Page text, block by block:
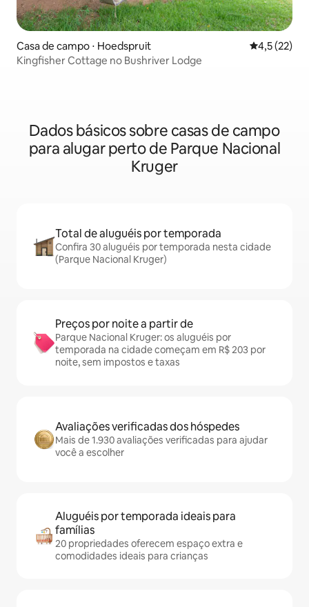
Casa de campo ⋅ Hoedspruit 4,5 de uma
4,5 (22)
Kingfisher Cottage no Bushriver Lodge
Dados básicos sobre casas de campo
para alugar perto de Parque Nacional
Kruger
Total de aluguéis por temporada
Confira 30 aluguéis por temporada nesta cidade
(Parque Nacional Kruger)
Preços por noite a partir de
Parque Nacional Kruger: os aluguéis por
temporada na cidade começam em R$ 203 por
noite, sem impostos e taxas
Avaliações verificadas dos hóspedes
Mais de 1.930 avaliações verificadas para ajudar
você a escolher
Aluguéis por temporada ideais para
famílias
20 propriedades oferecem espaço extra e
comodidades ideais para crianças